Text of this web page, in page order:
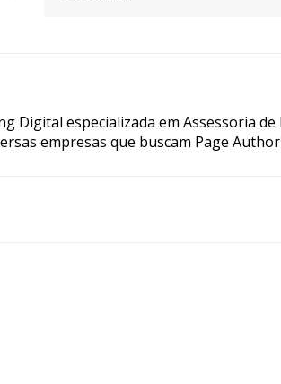
Digital especializada em Assessoria
empresas que buscam Page